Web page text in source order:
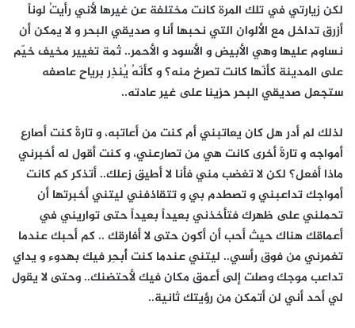
لكن زيارتي في تلك المرة كانت مختلفة عن غيرها لأني رأيتُ لوناً
أزرق تداخل مع الألوان التي نحبها أنا و صديقي البحر و لا يمكن أن
نساوم عليها وهي الأبيض و الأسود و الأحمر.. ثمة تغيير مخيف خيّم
على المدينة كأنّها كانت تصرخ منه؟ و كأنّهُ يُنذِر برياحٍ عاصفه
ستجعل صديقي البحر حزينا على غير عادته..
لذلك لم أدرِ هل كان يعاتبني أم كنت من أعاتبه، و تارةً كنت أصارع
أمواجه و تارةً أخرى كانت هي من تصارعني، و كنت أقول له أخبرني
ماذا أفعل؟ لكن لا تغضب مني فأنا لا أطيق زعلك.. أتذكر كم كانت
أمواجك تداعبني و تصطدم بي و تتقاذفني ليتني أخبرتها أن
تحملني على ظهرك فتأخذني بعيداً بعيداً حتى تواريني في
أعماقك هناك حيث أحب أن أكون حتى لا أفارقك .. كم أحبك عندما
تغمرني من فوق رأسي.. ليتني عندما كنت أُبحِر فيك بهدوء و يداي
تداعب موجك وصلت إلى أعمق مكان فيك لأحتضنك.. وحتى لا يقول
لي أحد أني لن أتمكن من رؤيتك ثانية..